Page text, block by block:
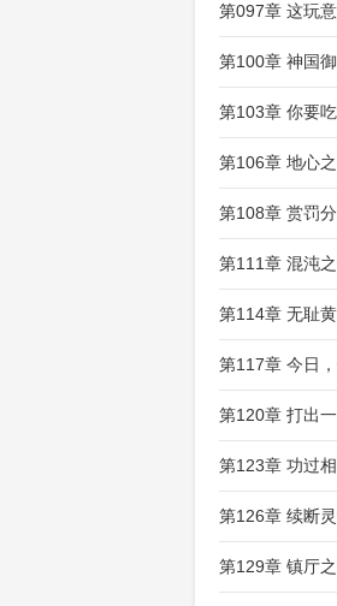
第097章 这玩
第100章 神国
第103章 你要
第106章 地心之
第108章 赏罚分
第111章 混沌之
第114章 无耻黄
第117章 今日
第120章 打出
第123章 功过
第126章 续断灵
第129章 镇厅之